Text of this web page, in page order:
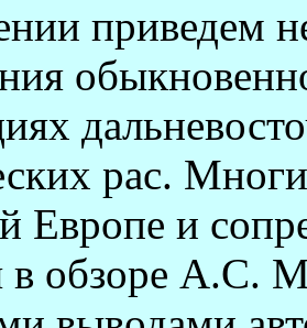
приведем
рас.
Европе и
обзоре А.С.